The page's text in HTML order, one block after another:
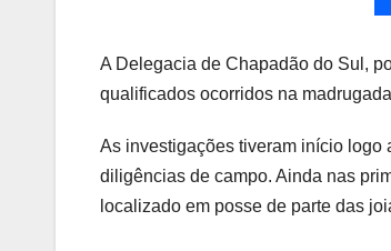
A Delegacia de Chapadão do Sul,
qualificados ocorridos na
As investigações tiveram início logo
diligências de campo. Ainda nas
localizado em posse de parte das